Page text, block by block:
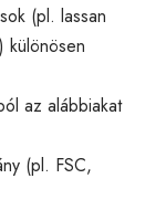
(pl. lassan
különösen
az alábbiakat
(pl. FSC,